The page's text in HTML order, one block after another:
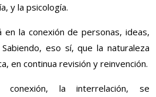
y la psicología.
en la conexión de personas, ideas,
eso sí, que la naturaleza
en continua revisión y reinvención.
la interrelación, se